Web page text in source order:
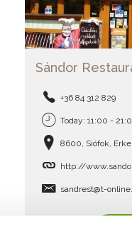
Sándor
+36 84 312 829
Today: 11:00 -
8600, Siófok,
http://
sandrest@t-